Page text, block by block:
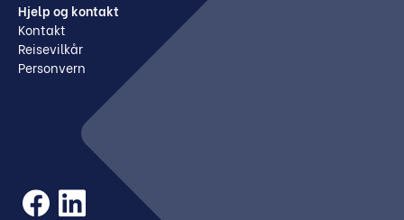
Hjelp og kontakt
Kontakt
Reisevilkår
Personvern